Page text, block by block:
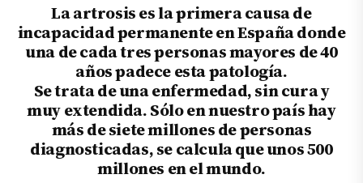
La artrosis es la primera causa de
incapacidad permanente en España donde
una de cada tres personas mayores de 40
años padece esta patología.
Se trata de una enfermedad, sin cura y
muy extendida. Sólo en nuestro país hay
más de siete millones de personas
diagnosticadas, se calcula que unos 500
millones en el mundo.